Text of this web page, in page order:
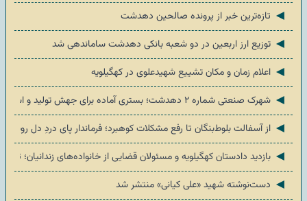
◄ تازه‌ترین خبر از پرونده صالحین دهدشت
◄ توزیع ارز اربعین در دو شعبه بانکی دهدشت ساماندهی شد
◄ اعلام زمان و مکان تشییع شهیدعلوی در کهگیلویه
◄ شهرک صنعتی شماره ۲ دهدشت؛ بستری آماده برای جهش تولید و اشتغال در کهگیلویه
◄ از آسفالت بلوط‌بنگان تا رفع مشکلات کوهبرد؛ فرماندار پای دردِ دل
◄ بازدید دادستان کهگیلویه و مسئولان قضایی از خانواده‌های زندانیان؛
◄ دست‌نوشته شهید «علی کیانی» منتشر شد